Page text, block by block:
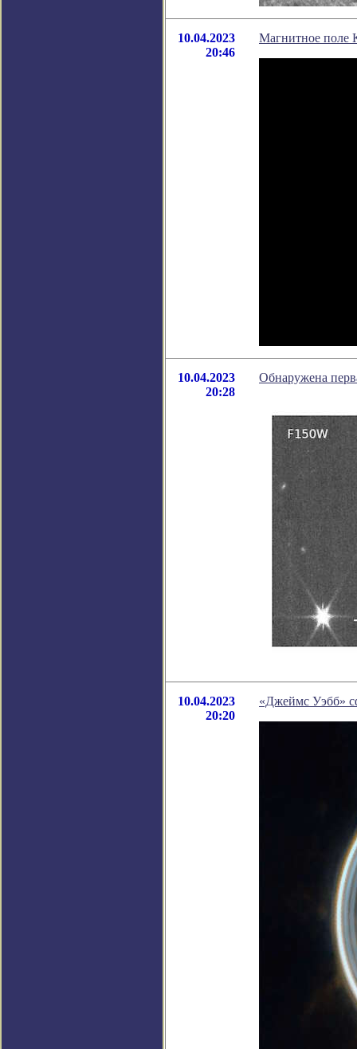
10.04.2023
20:46
Магнитное поле
10.04.2023
20:28
Обнаружена
10.04.2023
20:20
«Джеймс Уэбб»